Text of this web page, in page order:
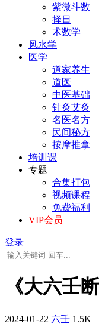
紫微斗数
择日
术数学
风水学
医学
道家养生
道医
中医基础
针灸艾灸
名医名方
民间秘方
按摩推拿
培训课
专题
合集打包
视频课程
免费福利
VIP会员
登录
《大六壬
2024-01-22 六壬 1.5K